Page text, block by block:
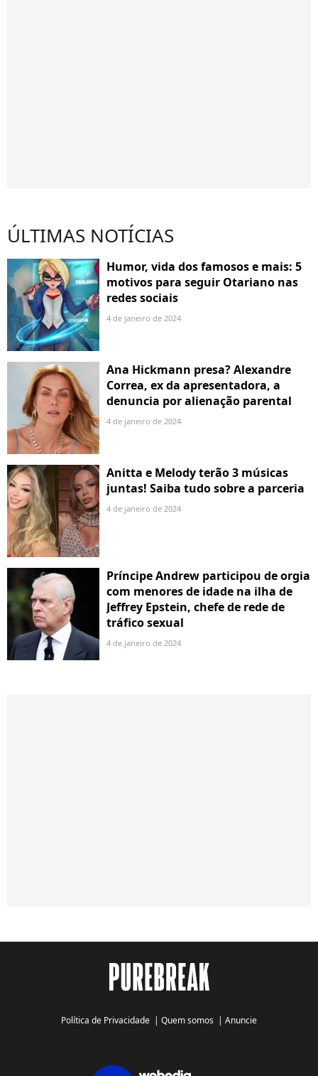
ÚLTIMAS NOTÍCIAS
Humor, vida dos famosos e mais: 5
motivos para seguir Otariano nas
redes sociais
4 de janeiro de 2024
Ana Hickmann presa? Alexandre
Correa, ex da apresentadora, a
denuncia por alienação parental
4 de janeiro de 2024
Anitta e Melody terão 3 músicas
juntas! Saiba tudo sobre a parceria
4 de janeiro de 2024
Príncipe Andrew participou de orgia
com menores de idade na ilha de
Jeffrey Epstein, chefe de rede de
tráfico sexual
4 de janeiro de 2024
Política de Privacidade | Quem somos | Anuncie